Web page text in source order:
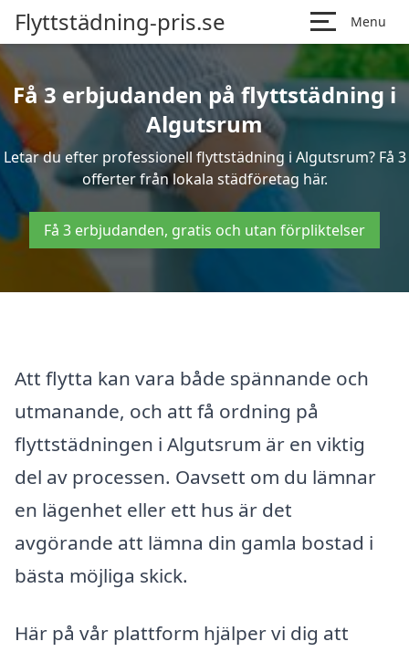
Flyttstädning-pris.se Menu
Få 3 erbjudanden på flyttstädning i
Algutsrum
Letar du efter professionell flyttstädning i Algutsrum? Få 3
offerter från lokala städföretag här.
Få 3 erbjudanden, gratis och utan förpliktelser
Att flytta kan vara både spännande och
utmanande, och att få ordning på
flyttstädningen i Algutsrum är en viktig
del av processen. Oavsett om du lämnar
en lägenhet eller ett hus är det
avgörande att lämna din gamla bostad i
bästa möjliga skick.
Här på vår plattform hjälper vi dig att